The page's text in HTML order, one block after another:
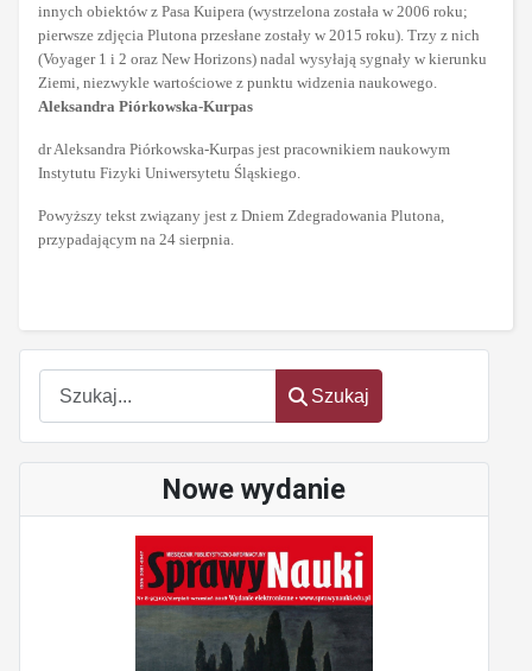
Szukaj
Szukaj
Nowe wydanie
innych obiektów z Pasa Kuipera (wystrzelona została w 2006 roku;
pierwsze zdjęcia Plutona przesłane zostały w 2015 roku). Trzy z nich
(Voyager 1 i 2 oraz New Horizons) nadal wysyłają sygnały w kierunku
Ziemi, niezwykle wartościowe z punktu widzenia naukowego.
Aleksandra Piórkowska-Kurpas
dr Aleksandra Piórkowska-Kurpas jest pracownikiem naukowym
Instytutu Fizyki Uniwersytetu Śląskiego.
Powyższy tekst związany jest z Dniem Zdegradowania Plutona,
przypadającym na 24 sierpnia.